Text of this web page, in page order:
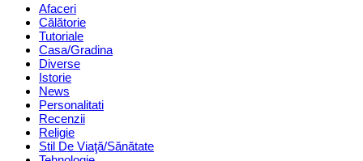
Menu Afaceri
Călătorie
Tutoriale
Casa/Gradina
Diverse
Istorie
News
Personalitati
Recenzii
Religie
Stil De Viaţă/Sănătate